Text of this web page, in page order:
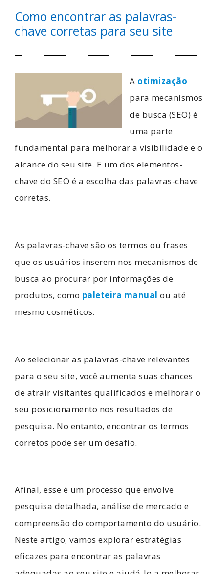
Como encontrar as palavras-
chave corretas para seu site
A otimização
para mecanismos
de busca (SEO) é
uma parte
fundamental para melhorar a visibilidade e o
alcance do seu site. E um dos elementos-
chave do SEO é a escolha das palavras-chave
corretas.
As palavras-chave são os termos ou frases
que os usuários inserem nos mecanismos de
busca ao procurar por informações de
produtos, como paleteira manual ou até
mesmo cosméticos.
Ao selecionar as palavras-chave relevantes
para o seu site, você aumenta suas chances
de atrair visitantes qualificados e melhorar o
seu posicionamento nos resultados de
pesquisa. No entanto, encontrar os termos
corretos pode ser um desafio.
Afinal, esse é um processo que envolve
pesquisa detalhada, análise de mercado e
compreensão do comportamento do usuário.
Neste artigo, vamos explorar estratégias
eficazes para encontrar as palavras